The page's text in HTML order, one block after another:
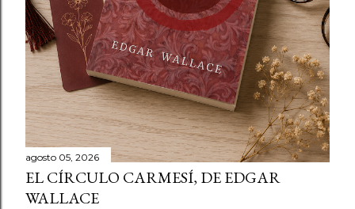
agosto 05, 2026
EL CÍRCULO CARMESÍ, DE EDGAR
WALLACE